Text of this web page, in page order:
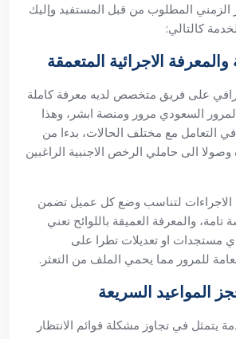
الزمني المطلوب من قبل المستفيد وإليك
كالتالي:
والمعرفة الاجرائية المتعمقة
على فريق متخصص لديه معرفة كاملة
السعودي مرور ومنصة ابشر، وهذا
التعامل مع مختلف الحالات، بدءا من
الى حاملي الرخص الاجنبية الراغبين
الاجراءات لتناسب وضع كل عميل تضمن
والمعرفة العميقة باللوائح تعني
مستجدات او تعديلات تطرا على
للمرور مما يحمي الملف من التعثر.
المواعيد السريعة
يتمثل في تجاوز مشكلة قوائم الانتظار